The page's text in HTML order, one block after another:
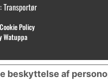
Cookie Policy
Watuppa
beskyttelse af